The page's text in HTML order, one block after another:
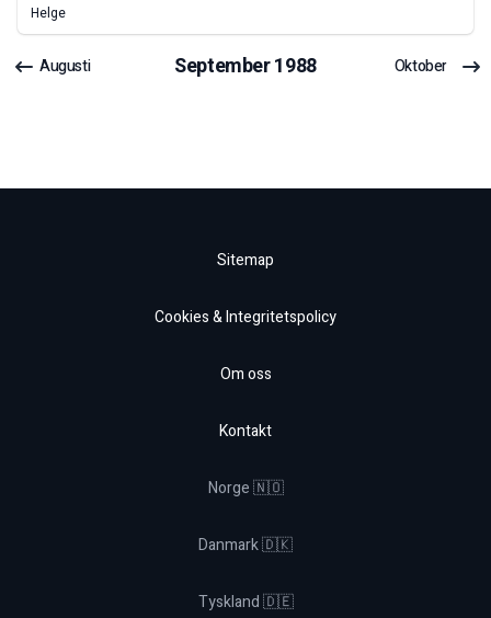
Helge
Augusti September1988 Oktober
Sitemap
Cookies & Integritetspolicy
Om oss
Kontakt
Norge 🇳🇴
Danmark 🇩🇰
Tyskland 🇩🇪